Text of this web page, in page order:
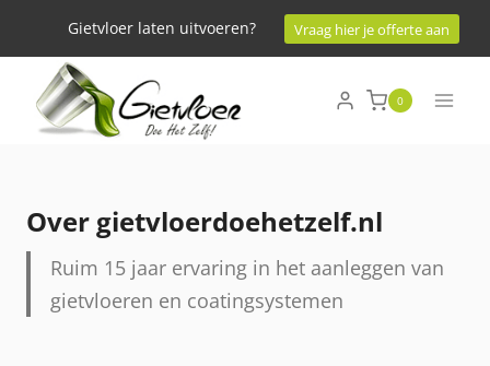
inhoud
Gietvloer laten uitvoeren? Vraag hier je offerte aan
0
Over gietvloerdoehetzelf.nl
Ruim 15 jaar ervaring in het aanleggen van
gietvloeren en coatingsystemen